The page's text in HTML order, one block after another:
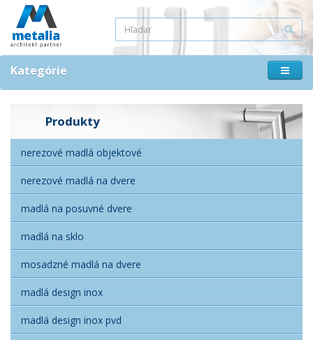
Kategórie
Produkty
nerezové madlá objektové
nerezové madlá na dvere
madlá na posuvné dvere
madlá na sklo
mosadzné madlá na dvere
madlá design inox
madlá design inox pvd